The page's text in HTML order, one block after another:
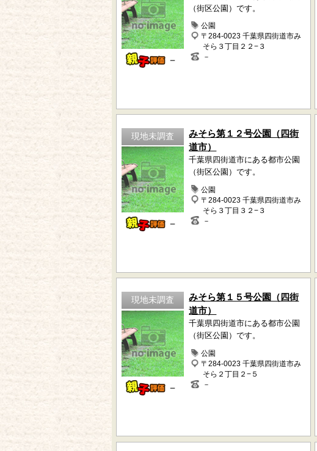
－
（街区公園）です。
公園
〒284-0023 千葉県四街道市み
そら３丁目２２−３
－
現地未調査
－
みそら第１２号公園（四街
道市）
千葉県四街道市にある都市公園
（街区公園）です。
公園
〒284-0023 千葉県四街道市み
そら３丁目３２−３
－
現地未調査
－
みそら第１５号公園（四街
道市）
千葉県四街道市にある都市公園
（街区公園）です。
公園
〒284-0023 千葉県四街道市み
そら２丁目２−５
－